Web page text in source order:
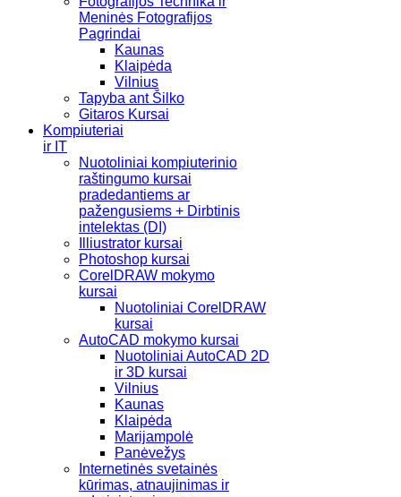
Meninės Fotografijos
Pagrindai
Kaunas
Klaipėda
Vilnius
Tapyba ant Šilko
Gitaros Kursai
Kompiuteriai
ir IT
Nuotoliniai kompiuterinio
raštingumo kursai
pradedantiems ar
pažengusiems + Dirbtinis
intelektas (DI)
Illiustrator kursai
Photoshop kursai
CorelDRAW mokymo
kursai
Nuotoliniai CorelDRAW
kursai
AutoCAD mokymo kursai
Nuotoliniai AutoCAD 2D
ir 3D kursai
Vilnius
Kaunas
Klaipėda
Marijampolė
Panėvežys
Internetinės svetainės
kūrimas, atnaujinimas ir